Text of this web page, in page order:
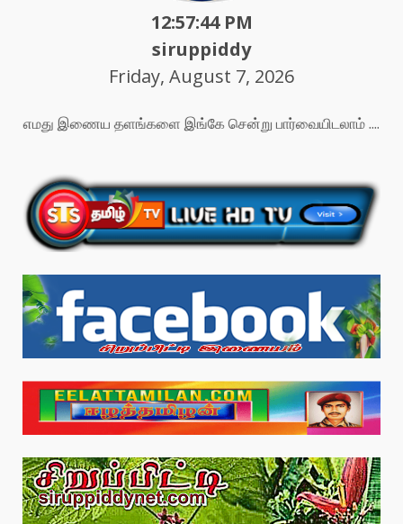
12:57:46 PM
siruppiddy
Friday, August 7, 2026
எமது இணைய தளங்களை இங்கே சென்று பார்வையிடலாம் ....